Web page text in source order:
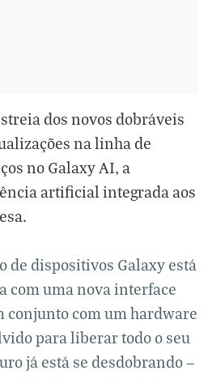
dos novos dobráveis
na linha de
no Galaxy AI, a
artificial integrada aos
de dispositivos Galaxy está
com uma nova interface
conjunto com um hardware
para liberar todo o seu
já está se desdobrando —